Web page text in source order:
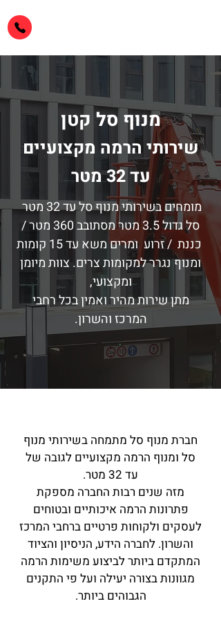
מנוף סל קטן
שירותי הרמה מקצועיים
עד 32 מטר
מומחים בשירותי מנוף סל עד 32 מטר
סל גדול 3.5 מטר מסתובב 360 מטר /
כננת / זרוע ומרים משא עד 15 קומות
ומנוף נגרר למקומות צרים. צוות מיומן
ומקצועי,
מתן שירות מהיר ואמין בכל רחבי
המרכז והשרון.
חברת מנוף סל מתמחה בשירותי מנוף
סל ומנוף הרמה מקצועיים לגובה של
עד 32 מטר.
מזה שנים רבות החברה מספקת
פתרונות הרמה איכותיים ובטוחים
לעסקים ולקוחות פרטיים ברחבי המרכז
והשרון. לחברה הידע, הניסיון והציוד
המתקדם ביותר לביצוע משימות הרמה
מגוונות בצורה יעילה ועל פי התקנים
הגבוהים ביותר.